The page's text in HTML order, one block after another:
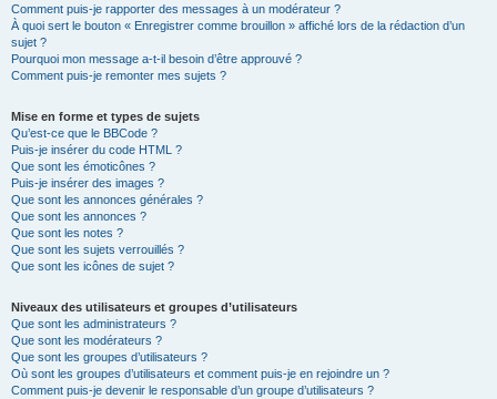
Comment puis-je rapporter des messages à un modérateur ?
À quoi sert le bouton « Enregistrer comme brouillon » affiché lors de la rédaction d’un
sujet ?
Pourquoi mon message a-t-il besoin d’être approuvé ?
Comment puis-je remonter mes sujets ?
Mise en forme et types de sujets
Qu’est-ce que le BBCode ?
Puis-je insérer du code HTML ?
Que sont les émoticônes ?
Puis-je insérer des images ?
Que sont les annonces générales ?
Que sont les annonces ?
Que sont les notes ?
Que sont les sujets verrouillés ?
Que sont les icônes de sujet ?
Niveaux des utilisateurs et groupes d’utilisateurs
Que sont les administrateurs ?
Que sont les modérateurs ?
Que sont les groupes d’utilisateurs ?
Où sont les groupes d’utilisateurs et comment puis-je en rejoindre un ?
Comment puis-je devenir le responsable d’un groupe d’utilisateurs ?